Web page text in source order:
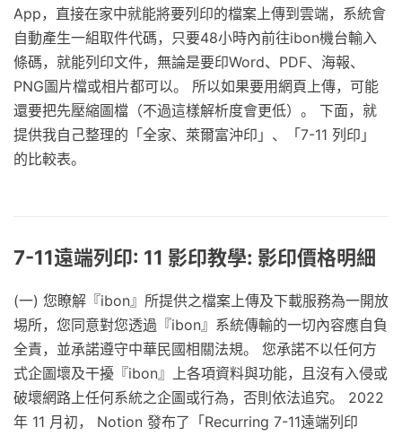
App，直接在家中就能將要列印的檔案上傳到雲端，系統會
自動產生一組取件代碼，只要48小時內前往ibon機台輸入
條碼，就能列印文件，無論是要印Word、PDF、海報、
PNG圖片檔或相片都可以。 所以如果要用網頁上傳，可能
還要把先壓縮圖檔（不過這樣解析度會更低）。 下面，就
提供我自己整理的「全家、萊爾富沖印」、「7-11 列印」
的比較表。
7-11遠端列印: 11 影印教學: 影印價格明細
(一) 您瞭解『ibon』所提供之檔案上傳及下載服務為一開放
埸所，您同意對您透過『ibon』系統傳輸的一切內容應自負
全責，並承諾遵守中華民國相關法規。 您承諾不以任何方
式企圖壞及干擾『ibon』上各項資料與功能，且沒有入侵或
破壞網路上任何系統之企圖或行為，否則依法追究。 2022
年 11 月初， Notion 發布了「Recurring 7-11遠端列印